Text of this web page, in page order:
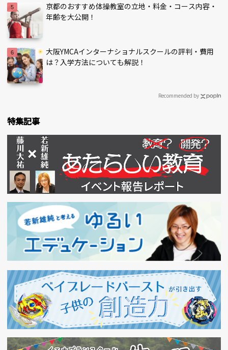
京都のおすすめ体操教室の立地・料金・コース内容・
年齢を大公開！
大阪YMCAインターナショナルスクールの評判・費用
は？入学方法についても解説！
Recommended by
特集記事